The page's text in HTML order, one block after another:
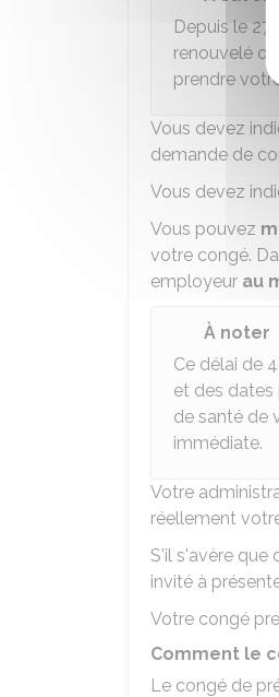
Depuis le
renouvelé
prendre
Vous devez
demande de
Vous devez
Vous pouvez
votre congé.
employeur au
À noter
Ce délai de
et des dates
de santé de
immédiate.
Votre
réellement
S'il s'avère que
invité à
Votre congé
Comment le
Le congé de